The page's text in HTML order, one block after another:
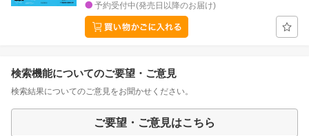
予約受付中(発売日以降のお届け)
検索機能についてのご要望・ご意見
検索結果についてのご意見をお聞かせください。
ご要望・ご意見はこちら